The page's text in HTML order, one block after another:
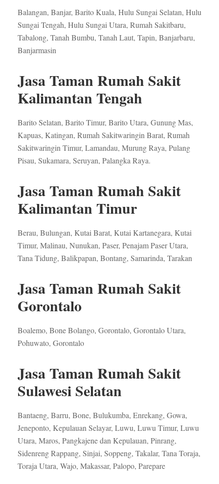
Balangan, Banjar, Barito Kuala, Hulu Sungai Selatan, Hulu
Sungai Tengah, Hulu Sungai Utara, Rumah Sakitbaru,
Tabalong, Tanah Bumbu, Tanah Laut, Tapin, Banjarbaru,
Banjarmasin
Jasa Taman Rumah Sakit
Kalimantan Tengah
Barito Selatan, Barito Timur, Barito Utara, Gunung Mas,
Kapuas, Katingan, Rumah Sakitwaringin Barat, Rumah
Sakitwaringin Timur, Lamandau, Murung Raya, Pulang
Pisau, Sukamara, Seruyan, Palangka Raya.
Jasa Taman Rumah Sakit
Kalimantan Timur
Berau, Bulungan, Kutai Barat, Kutai Kartanegara, Kutai
Timur, Malinau, Nunukan, Paser, Penajam Paser Utara,
Tana Tidung, Balikpapan, Bontang, Samarinda, Tarakan
Jasa Taman Rumah Sakit
Gorontalo
Boalemo, Bone Bolango, Gorontalo, Gorontalo Utara,
Pohuwato, Gorontalo
Jasa Taman Rumah Sakit
Sulawesi Selatan
Bantaeng, Barru, Bone, Bulukumba, Enrekang, Gowa,
Jeneponto, Kepulauan Selayar, Luwu, Luwu Timur, Luwu
Utara, Maros, Pangkajene dan Kepulauan, Pinrang,
Sidenreng Rappang, Sinjai, Soppeng, Takalar, Tana Toraja,
Toraja Utara, Wajo, Makassar, Palopo, Parepare